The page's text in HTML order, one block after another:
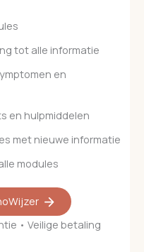
tot alle informatie
en
en hulpmiddelen
met nieuwe informatie
modules
• Veilige betaling